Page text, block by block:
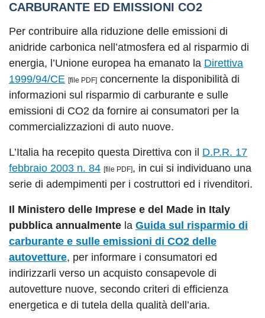
CARBURANTE ED EMISSIONI CO2
Per contribuire alla riduzione delle emissioni di
anidride carbonica nell’atmosfera ed al risparmio di
energia, l’Unione europea ha emanato la Direttiva
1999/94/CE [file PDF] concernente la disponibilità di
informazioni sul risparmio di carburante e sulle
emissioni di CO2 da fornire ai consumatori per la
commercializzazioni di auto nuove.
L’Italia ha recepito questa Direttiva con il D.P.R. 17
febbraio 2003 n. 84 [file PDF], in cui si individuano una
serie di adempimenti per i costruttori ed i rivenditori.
Il Ministero delle Imprese e del Made in Italy
pubblica annualmente la Guida sul risparmio di
carburante e sulle emissioni di CO2 delle
autovetture, per informare i consumatori ed
indirizzarli verso un acquisto consapevole di
autovetture nuove, secondo criteri di efficienza
energetica e di tutela della qualità dell’aria.